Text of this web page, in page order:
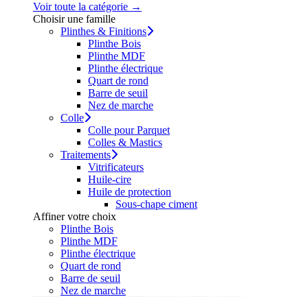
Voir toute la catégorie →
Choisir une famille
Plinthes & Finitions
Plinthe Bois
Plinthe MDF
Plinthe électrique
Quart de rond
Barre de seuil
Nez de marche
Colle
Colle pour Parquet
Colles & Mastics
Traitements
Vitrificateurs
Huile-cire
Huile de protection
Sous-chape ciment
Affiner votre choix
Plinthe Bois
Plinthe MDF
Plinthe électrique
Quart de rond
Barre de seuil
Nez de marche